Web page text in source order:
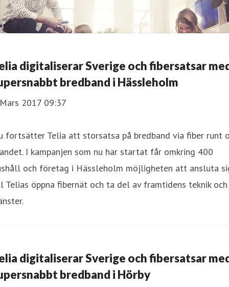
digitaliserar Sverige och fibersatsar
bredband i Hässleholm
2017 09:37
fortsätter Telia att storsatsa på bredband via fiber runt
I kampanjen som nu har startat får omkring 400
och företag i Hässleholm möjligheten att ansluta
Telias öppna fibernät och ta del av framtidens teknik och
digitaliserar Sverige och fibersatsar
bredband i Hörby